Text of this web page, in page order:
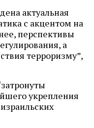
актуальная
с акцентом на
перспективы
а
терроризму”,
укрепления